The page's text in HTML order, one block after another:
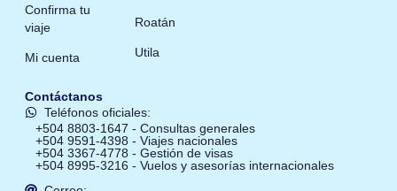
Confirma tu
viaje
Mi cuenta
Roatán
Utila
Contáctanos
Teléfonos oficiales:
+504 8803-1647 - Consultas generales
+504 9591-4398 - Viajes nacionales
+504 3367-4778 - Gestión de visas
+504 8995-3216 - Vuelos y asesorías internacionales